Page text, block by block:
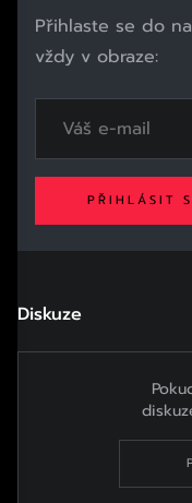
Přihlaste se do
vždy v obraze:
PŘIHLÁSIT
Diskuze